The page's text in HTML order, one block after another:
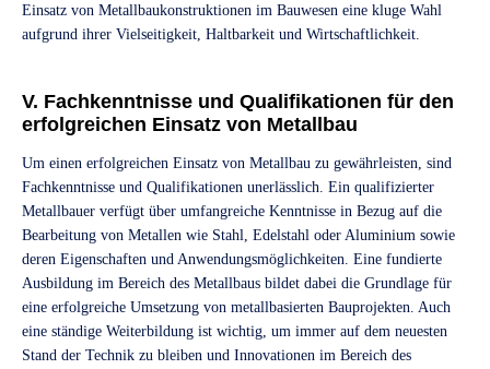
Einsatz von Metallbaukonstruktionen im Bauwesen eine kluge Wahl
aufgrund ihrer Vielseitigkeit, Haltbarkeit und Wirtschaftlichkeit.
V. Fachkenntnisse und Qualifikationen für den
erfolgreichen Einsatz von Metallbau
Um einen erfolgreichen Einsatz von Metallbau zu gewährleisten, sind
Fachkenntnisse und Qualifikationen unerlässlich. Ein qualifizierter
Metallbauer verfügt über umfangreiche Kenntnisse in Bezug auf die
Bearbeitung von Metallen wie Stahl, Edelstahl oder Aluminium sowie
deren Eigenschaften und Anwendungsmöglichkeiten. Eine fundierte
Ausbildung im Bereich des Metallbaus bildet dabei die Grundlage für
eine erfolgreiche Umsetzung von metallbasierten Bauprojekten. Auch
eine ständige Weiterbildung ist wichtig, um immer auf dem neuesten
Stand der Technik zu bleiben und Innovationen im Bereich des